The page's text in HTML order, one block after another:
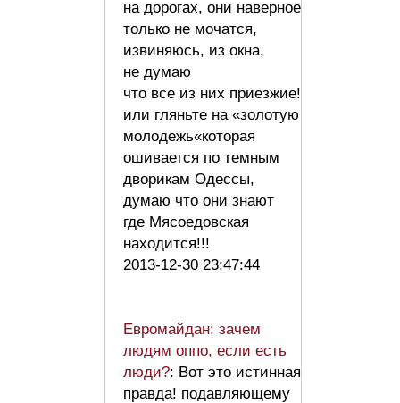
на дорогах, они наверное
только не мочатся,
извиняюсь, из окна,
не думаю
что все из них приезжие!
или гляньте на «золотую
молодежь«которая
ошивается по темным
дворикам Одессы,
думаю что они знают
где Мясоедовская
находится!!!
2013-12-30 23:47:44
Евромайдан: зачем
людям оппо, если есть
люди?: Вот это истинная
правда! подавляющему